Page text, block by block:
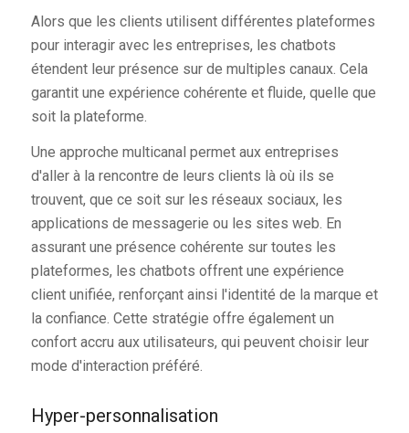
Alors que les clients utilisent différentes plateformes
pour interagir avec les entreprises, les chatbots
étendent leur présence sur de multiples canaux. Cela
garantit une expérience cohérente et fluide, quelle que
soit la plateforme.
Une approche multicanal permet aux entreprises
d'aller à la rencontre de leurs clients là où ils se
trouvent, que ce soit sur les réseaux sociaux, les
applications de messagerie ou les sites web. En
assurant une présence cohérente sur toutes les
plateformes, les chatbots offrent une expérience
client unifiée, renforçant ainsi l'identité de la marque et
la confiance. Cette stratégie offre également un
confort accru aux utilisateurs, qui peuvent choisir leur
mode d'interaction préféré.
Hyper-personnalisation